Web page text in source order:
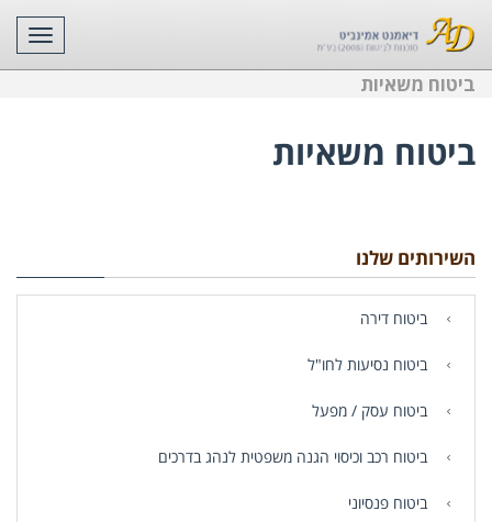
ביטוח משאיות
ביטוח משאיות
השירותים שלנו
ביטוח דירה
ביטוח נסיעות לחו"ל
ביטוח עסק / מפעל
ביטוח רכב וכיסוי הגנה משפטית לנהג בדרכים
ביטוח פנסיוני